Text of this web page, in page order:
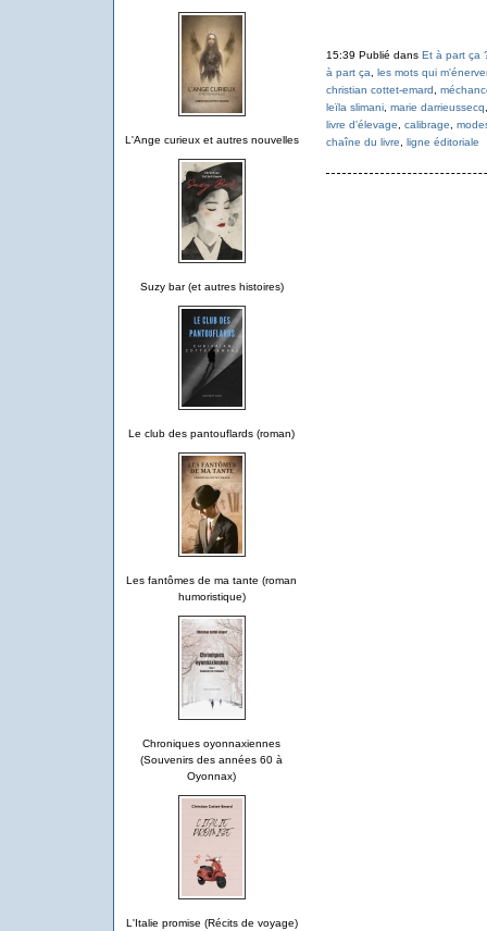
L'Ange curieux et autres nouvelles
Suzy bar (et autres histoires)
Le club des pantouflards (roman)
Les fantômes de ma tante (roman
humoristique)
Chroniques oyonnaxiennes
(Souvenirs des années 60 à
Oyonnax)
L'Italie promise (Récits de voyage)
15:39 Publié dans Et à part ça
à part ça
les mots qui
christian cottet-emard
leïla slimani, marie darrieussecq
livre d'élevage
calibrage
chaîne du livre
ligne éditoriale